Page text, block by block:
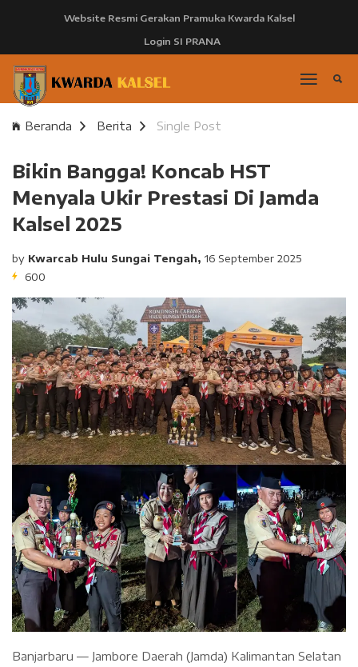
Website Resmi Gerakan Pramuka Kwarda Kalsel
Login SI PRANA
Beranda Berita Single Post
Bikin Bangga! Koncab HST
Menyala Ukir Prestasi Di Jamda
Kalsel 2025
by Kwarcab Hulu Sungai Tengah, 16 September 2025
600
Banjarbaru — Jambore Daerah (Jamda) Kalimantan Selatan